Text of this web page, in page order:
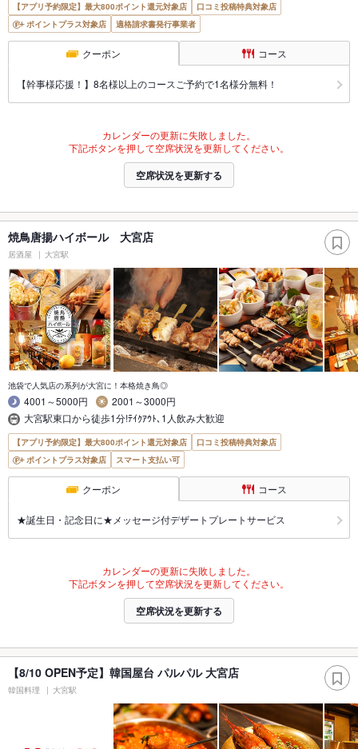
【アプリ予約限定】最大800ポイント還元対象店
口コミ投稿特典対象店
ポイントプラス対象店
適格請求書発行事業者
クーポン コース
【幹事様応援！】8名様以上のコースご予約で1名様分無料！
カレンダーの更新に失敗しました。
下記ボタンを押して空席状況を更新してください。
空席状況を更新する
焼鳥唐揚ハイボール 大宮店
居酒屋 大宮駅
池袋で人気店の系列が大宮に！本格焼き鳥◎
4001～5000円
2001～3000円
大宮駅東口から徒歩1分!ﾃｲｸｱｳﾄ､1人飲み大歓迎
【アプリ予約限定】最大800ポイント還元対象店
口コミ投稿特典対象店
ポイントプラス対象店
スマート支払い可
クーポン コース
★誕生日・記念日に★メッセージ付デザートプレートサービス
カレンダーの更新に失敗しました。
下記ボタンを押して空席状況を更新してください。
空席状況を更新する
【8/10 OPEN予定】韓国屋台 パルパル 大宮店
韓国料理 大宮駅